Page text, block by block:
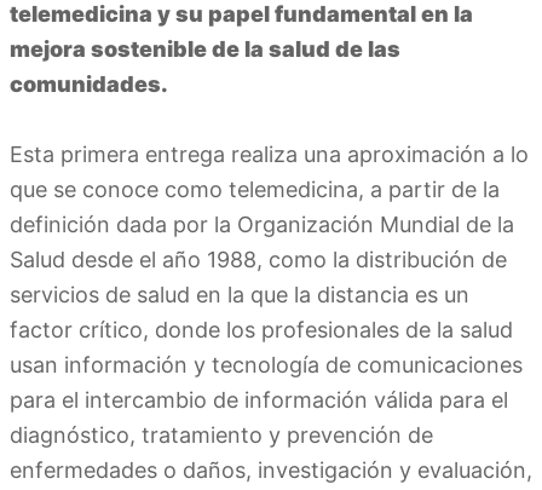
telemedicina y su papel fundamental en la
mejora sostenible de la salud de las
comunidades.
Esta primera entrega realiza una aproximación a lo
que se conoce como telemedicina, a partir de la
definición dada por la Organización Mundial de la
Salud desde el año 1988, como la distribución de
servicios de salud en la que la distancia es un
factor crítico, donde los profesionales de la salud
usan información y tecnología de comunicaciones
para el intercambio de información válida para el
diagnóstico, tratamiento y prevención de
enfermedades o daños, investigación y evaluación,